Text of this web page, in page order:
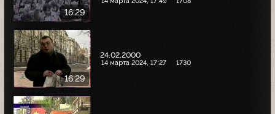
16:29
16:29
24.02.2000
14 марта 2024, 17:27 1730